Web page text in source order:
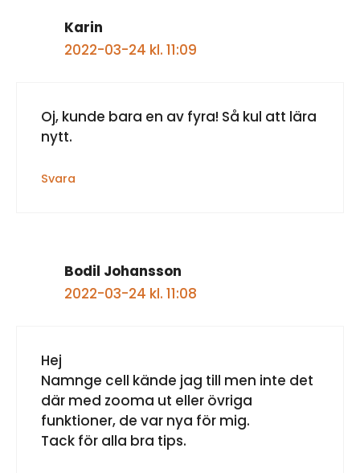
Karin
2022-03-24 kl. 11:09
Oj, kunde bara en av fyra! Så kul att lära
nytt.
Svara
Bodil Johansson
2022-03-24 kl. 11:08
Hej
Namnge cell kände jag till men inte det
där med zooma ut eller övriga
funktioner, de var nya för mig.
Tack för alla bra tips.